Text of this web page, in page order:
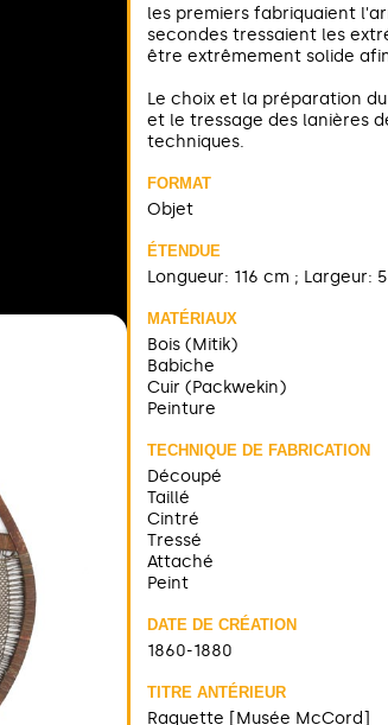
les premiers fabriquaient
secondes tressaient les
être extrêmement solide
Le choix et la préparation
et le tressage des lanières
techniques.
FORMAT
Objet
ÉTENDUE
Longueur: 116 cm ; Largeur:
MATÉRIAUX
Bois (Mitik)
Babiche
Cuir (Packwekin)
Peinture
TECHNIQUE DE FABRICATION
Découpé
Taillé
Cintré
Tressé
Attaché
Peint
DATE DE CRÉATION
1860-1880
TITRE ANTÉRIEUR
Raquette [Musée McCord]